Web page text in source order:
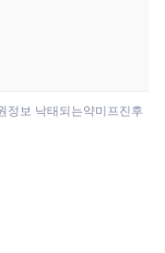
정보 낙태되는약미프진후